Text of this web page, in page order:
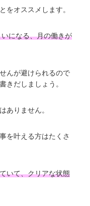
をオススメします。
になる、月の働きが
んが避けられるので
きだしましょう。
ありません。
を叶える方はたくさ
いて、クリアな状態